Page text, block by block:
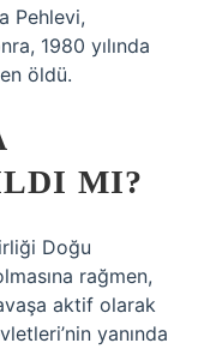
Pehlevi,
1980 yılında
öldü.
MI?
Doğu
rağmen,
aktif olarak
yanında